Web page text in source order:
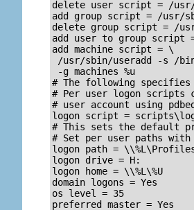
delete user script = /
add group script = /usr/
delete group script = /
add user to group script =
add machine script = \
/usr/sbin/useradd -s /
-g machines %u
# The following
# Per user logon scripts
# user account using
logon script =
# This sets the default
# Set per user paths with
logon path =
logon drive = H:
logon home = \\%L\%U
domain logons = Yes
os level = 35
preferred master = Yes